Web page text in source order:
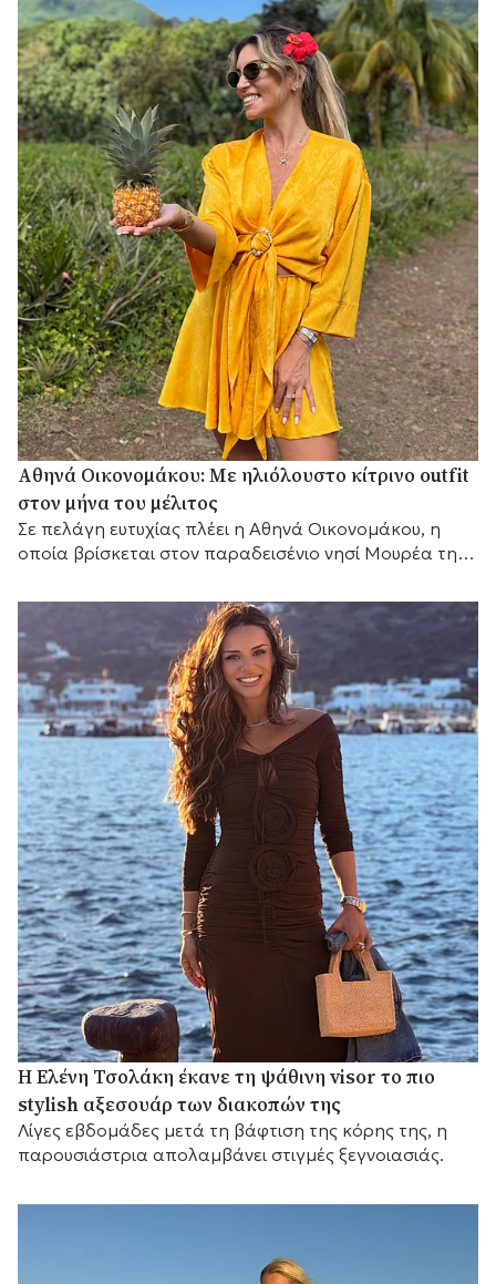
Αθηνά Οικονομάκου: Mε ηλιόλουστο κίτρινο outfit
στον μήνα του μέλιτος
Σε πελάγη ευτυχίας πλέει η Αθηνά Οικονομάκου, η
οποία βρίσκεται στον παραδεισένιο νησί Μουρέα της
Η Ελένη Τσολάκη έκανε τη ψάθινη visor το πιο
stylish αξεσουάρ των διακοπών της
Λίγες εβδομάδες μετά τη βάφτιση της κόρης της, η
παρουσιάστρια απολαμβάνει στιγμές ξεγνοιασιάς.